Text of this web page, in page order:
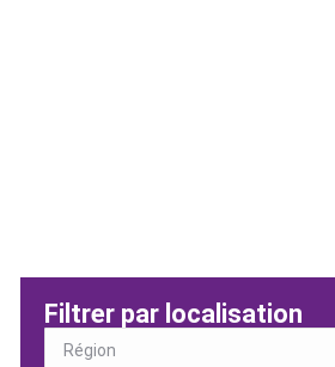
Filtrer par localisation